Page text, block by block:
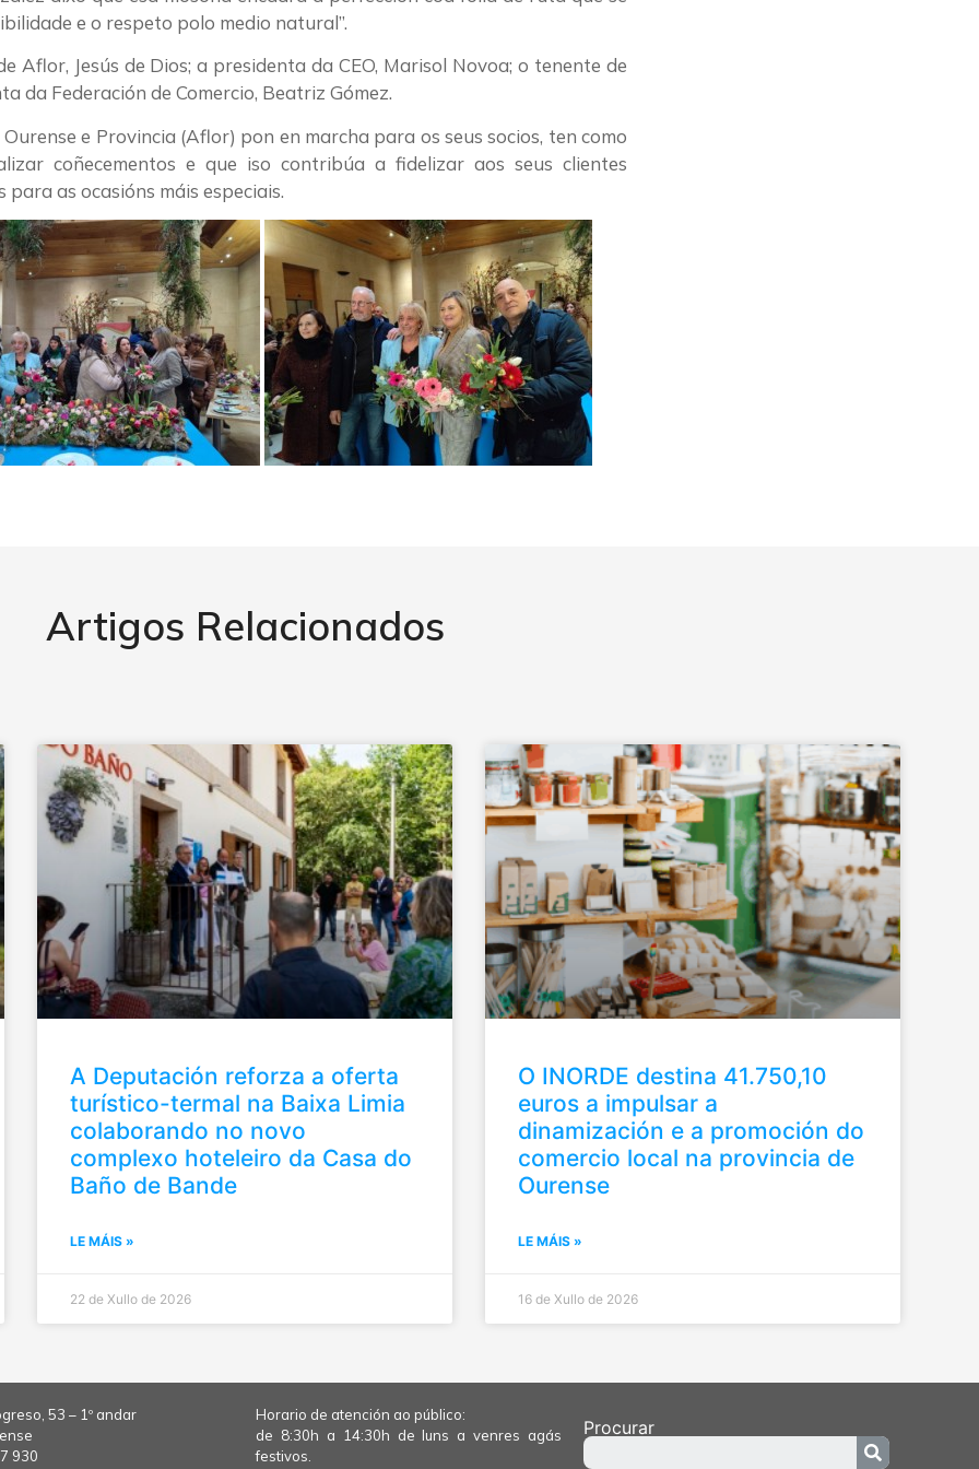
e o respeto polo medio natural”.
Jesús de Dios; a presidenta da CEO, Marisol Novoa; o tenente de
da Federación de Comercio, Beatriz Gómez.
e Provincia (Aflor) pon en marcha para os seus socios, ten como
coñecementos e que iso contribúa a fidelizar aos seus clientes
as ocasións máis especiais.
Artigos Relacionados
A Deputación reforza a oferta
turístico-termal na Baixa Limia
colaborando no novo
complexo hoteleiro da Casa do
Baño de Bande
LE MÁIS »
22 de Xullo de 2026
O INORDE destina 41.750,10
euros a impulsar a
dinamización e a promoción do
comercio local na provincia de
Ourense
LE MÁIS »
16 de Xullo de 2026
53 – 1º andar
930
Horario de atención ao público:
de 8:30h a 14:30h de luns a venres agás
festivos.
Procurar